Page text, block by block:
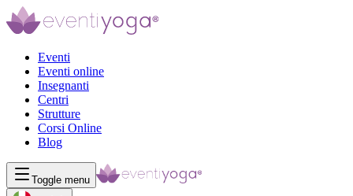
Eventi
Eventi online
Insegnanti
Centri
Strutture
Corsi Online
Blog
Toggle menu